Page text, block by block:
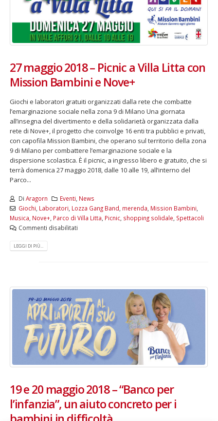
27 maggio 2018 – Picnic a Villa Litta con
Mission Bambini e Nove+
Giochi e laboratori gratuiti organizzati dalla rete che combatte
l’emarginazione sociale nella zona 9 di Milano Una giornata
all’insegna del divertimento e della solidarietà organizzata dalla
rete di Nove+, il progetto che coinvolge 16 enti tra pubblici e privati,
con capofila Mission Bambini, che operano sul territorio della zona
9 di Milano per combattere l’emarginazione sociale e la
dispersione scolastica. È il picnic, a ingresso libero e gratuito, che si
terrà domenica 27 maggio 2018, dalle 10 alle 19, all’interno del
Parco...
Di Aragorn Eventi, News
Giochi, Laboratori, Lozza Gang Band, merenda, Mission Bambini,
Musica, Nove+, Parco di Villa Litta, Picnic, shopping solidale, Spettacoli
Commenti disabilitati
LEGGI DI PIÙ...
19 e 20 maggio 2018 – “Banco per
l’infanzia”, un aiuto concreto per i